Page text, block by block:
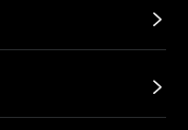

